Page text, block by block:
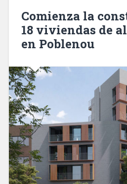
Comienza la
18 viviendas de
en Poblenou